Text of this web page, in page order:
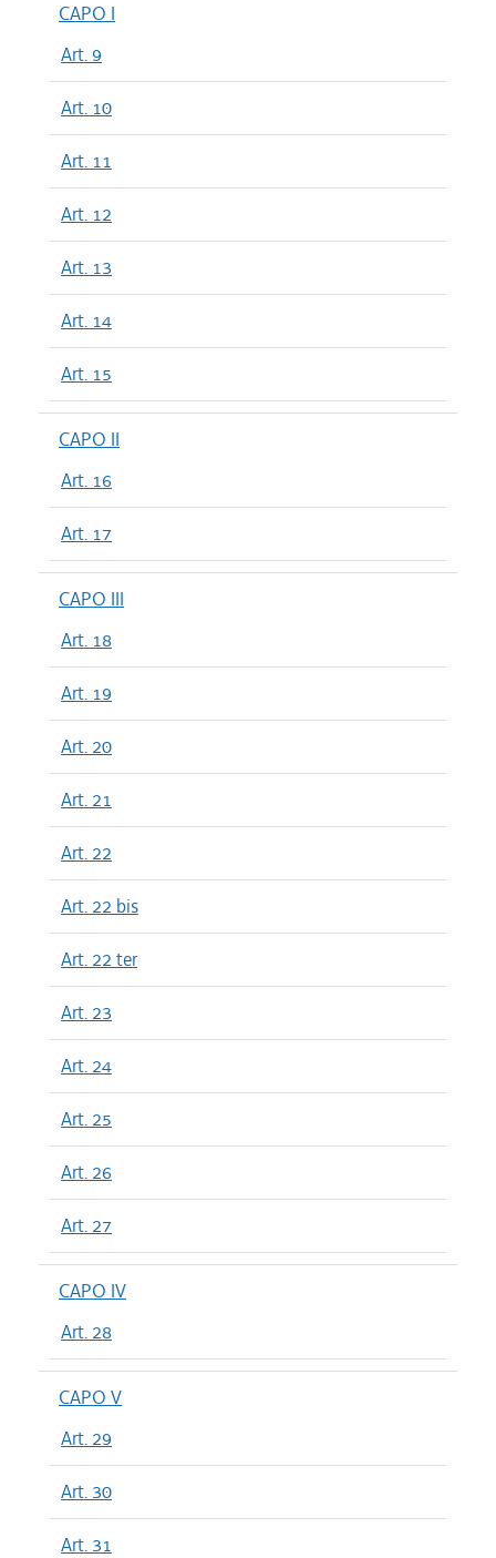
CAPO I
Art. 9
Art. 10
Art. 11
Art. 12
Art. 13
Art. 14
Art. 15
CAPO II
Art. 16
Art. 17
CAPO III
Art. 18
Art. 19
Art. 20
Art. 21
Art. 22
Art. 22 bis
Art. 22 ter
Art. 23
Art. 24
Art. 25
Art. 26
Art. 27
CAPO IV
Art. 28
CAPO V
Art. 29
Art. 30
Art. 31